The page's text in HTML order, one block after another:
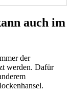
auch im
der
werden. Dafür